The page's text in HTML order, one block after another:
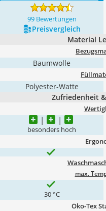
99 Bewertungen
Preis­vergleich
Material
Baumwolle
Polyester-Watte
Zufriedenheit
besonders hoch
max.
30 °C
Öko-Tex